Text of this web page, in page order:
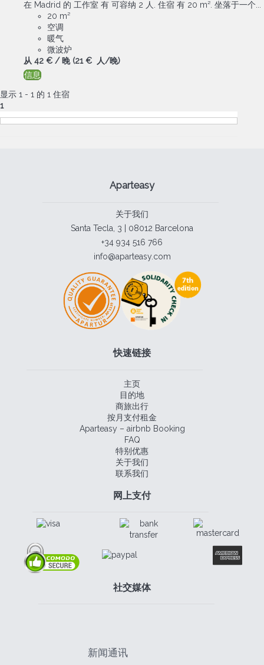
在 Madrid 的 工作室 有 可容纳 2 人. 住宿 有 20 m². 坐落于一个...
20 m²
空调
暖气
微波炉
从 42 € / 晚 (21 € 人/晚)
信息
显示 1 - 1 的 1 住宿
1
Aparteasy
关于我们
Santa Tecla, 3 | 08012 Barcelona
+34 934 516 766
info@aparteasy.com
快速链接
主页
目的地
商旅出行
按月支付租金
Aparteasy – airbnb Booking
FAQ
特别优惠
关于我们
联系我们
网上支付
社交媒体
新闻通讯